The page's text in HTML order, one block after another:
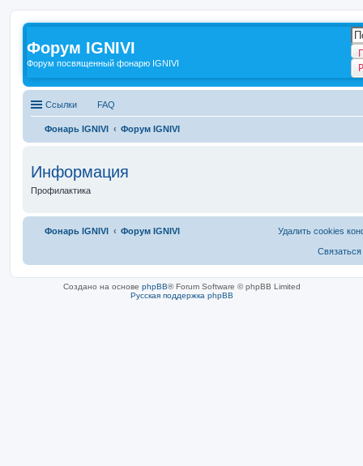
Форум IGNIVI
Форум посвященный фонарю IGNIVI
Ссылки FAQ
Фонарь IGNIVI Форум IGNIVI
Информация
Профилактика
Фонарь IGNIVI Форум IGNIVI Удалить cookies
Создано на основе phpBB® Forum Software © phpBB Limited
Русская поддержка phpBB